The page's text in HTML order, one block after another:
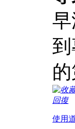
的
回復
使用